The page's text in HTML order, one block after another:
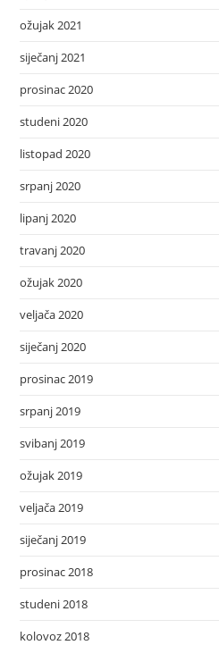
ožujak 2021
siječanj 2021
prosinac 2020
studeni 2020
listopad 2020
srpanj 2020
lipanj 2020
travanj 2020
ožujak 2020
veljača 2020
siječanj 2020
prosinac 2019
srpanj 2019
svibanj 2019
ožujak 2019
veljača 2019
siječanj 2019
prosinac 2018
studeni 2018
kolovoz 2018